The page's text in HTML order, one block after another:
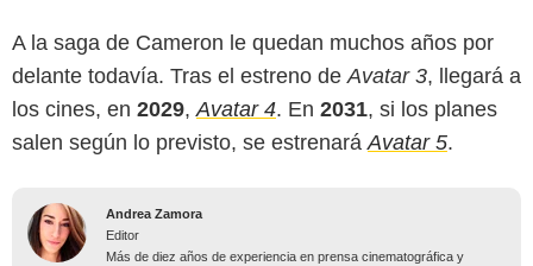
A la saga de Cameron le quedan muchos años por
delante todavía. Tras el estreno deAvatar 3, llegará a
los cines, en 2029,Avatar 4. En 2031, si los planes
salen según lo previsto, se estrenaráAvatar 5.
Andrea Zamora
Editor
Más de diez años de experiencia en prensa cinematográfica y